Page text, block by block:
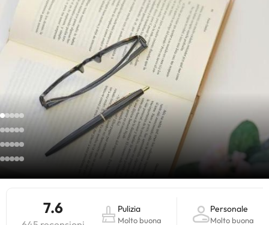
7.6 Pulizia
Molto buona
Personale
Molto buona